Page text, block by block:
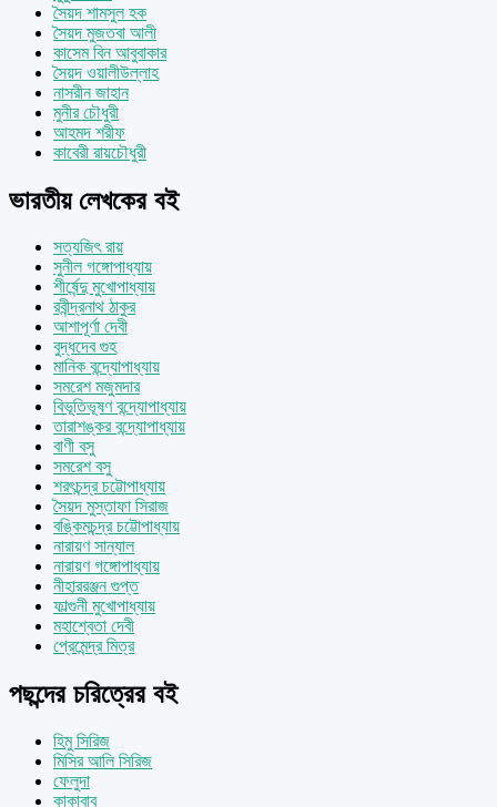
সৈয়দ শামসুল হক
সৈয়দ মুজতবা আলী
কাসেম বিন আবুবাকার
সৈয়দ ওয়ালীউল্লাহ
নাসরীন জাহান
মুনীর চৌধুরী
আহমদ শরীফ
কাবেরী রায়চৌধুরী
ভারতীয় লেখকের বই
সত্যজিৎ রায়
সুনীল গঙ্গোপাধ্যায়
শীর্ষেন্দু মুখোপাধ্যায়
রবীন্দ্রনাথ ঠাকুর
আশাপূর্ণা দেবী
বুদ্ধদেব গুহ
মানিক বন্দ্যোপাধ্যায়
সমরেশ মজুমদার
বিভূতিভূষণ বন্দ্যোপাধ্যায়
তারাশঙ্কর বন্দ্যোপাধ্যায়
বাণী বসু
সমরেশ বসু
শরৎচন্দ্র চট্টোপাধ্যায়
সৈয়দ মুস্তাফা সিরাজ
বঙ্কিমচন্দ্র চট্টোপাধ্যায়
নারায়ণ সান্যাল
নারায়ণ গঙ্গোপাধ্যায়
নীহাররঞ্জন গুপ্ত
ফাল্গুনী মুখোপাধ্যায়
মহাশ্বেতা দেবী
প্রেমেন্দ্র মিত্র
পছন্দের চরিত্রের বই
হিমু সিরিজ
মিসির আলি সিরিজ
ফেলুদা
কাকাবাবু